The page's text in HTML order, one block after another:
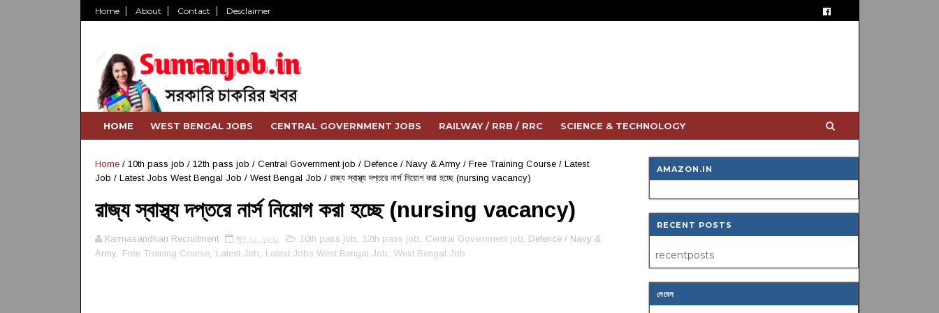
Home About Contact Desclaimer
HOME WEST BENGAL JOBS CENTRAL GOVERNMENT JOBS RAILWAY / RRB / RRC SCIENCE & TECHNOLOGY
Home/ 10th pass job / 12th pass job / Central Government job / Defence / Navy & Army/ Free Training Course/ Latest
Job / Latest Jobs West Bengal Job / West Bengal Job / রাজ্য স্বাস্থ্য দপ্তরে নার্স নিয়োগ করা হচ্ছে (nursing vacancy)
রাজ্য স্বাস্থ্য দপ্তরে নার্স নিয়োগ করা হচ্ছে (nursing vacancy)
Karmasandhan Recruitment জুন ২১, ২০২১ 10th pass job, 12th pass job, Central Government job, Defence / Navy &
Army, Free Training Course, Latest Job, Latest Jobs West Bengal Job, West Bengal Job
AMAZON.IN
RECENT POSTS
recentposts
লেবেল